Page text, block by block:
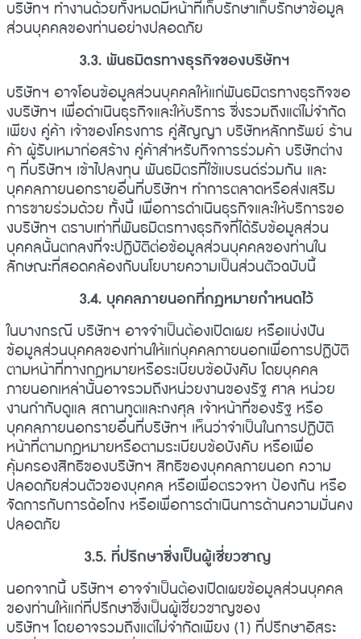
บริษัทฯ ทำงานด้วยทั้งหมดมีหน้าที่เก็บรักษาเก็บรักษาข้อมูล
ส่วนบุคคลของท่านอย่างปลอดภัย
3.3. พันธมิตรทางธุรกิจของบริษัทฯ
บริษัทฯ อาจโอนข้อมูลส่วนบุคคลให้แก่พันธมิตรทางธุรกิจขอ
งบริษัทฯ เพื่อดำเนินธุรกิจและให้บริการ ซึ่งรวมถึงแต่ไม่จำกัด
เพียง คู่ค้า เจ้าของโครงการ คู่สัญญา บริษัทหลักทรัพย์ ร้าน
ค้า ผู้รับเหมาก่อสร้าง คู่ค้าสำหรับกิจการร่วมค้า บริษัทต่าง
ๆ ที่บริษัทฯ เข้าไปลงทุน พันธมิตรที่ใช้แบรนด์ร่วมกัน และ
บุคคลภายนอกรายอื่นที่บริษัทฯ ทำการตลาดหรือส่งเสริม
การขายร่วมด้วย ทั้งนี้ เพื่อการดำเนินธุรกิจและให้บริการขอ
งบริษัทฯ ตราบเท่าที่พันธมิตรทางธุรกิจที่ได้รับข้อมูลส่วน
บุคคลนั้นตกลงที่จะปฏิบัติต่อข้อมูลส่วนบุคคลของท่านใน
ลักษณะที่สอดคล้องกับนโยบายความเป็นส่วนตัวฉบับนี้
3.4. บุคคลภายนอกที่กฎหมายกำหนดไว้
ในบางกรณี บริษัทฯ อาจจำเป็นต้องเปิดเผย หรือแบ่งปัน
ข้อมูลส่วนบุคคลของท่านให้แก่บุคคลภายนอกเพื่อการปฏิบัติ
ตามหน้าที่ทางกฎหมายหรือระเบียบข้อบังคับ โดยบุคคล
ภายนอกเหล่านั้นอาจรวมถึงหน่วยงานของรัฐ ศาล หน่วย
งานกำกับดูแล สถานทูตและกงศุล เจ้าหน้าที่ของรัฐ หรือ
บุคคลภายนอกรายอื่นที่บริษัทฯ เห็นว่าจำเป็นในการปฏิบัติ
หน้าที่ตามกฎหมายหรือตามระเบียบข้อบังคับ หรือเพื่อ
คุ้มครองสิทธิของบริษัทฯ สิทธิของบุคคลภายนอก ความ
ปลอดภัยส่วนตัวของบุคคล หรือเพื่อตรวจหา ป้องกัน หรือ
จัดการกับการฉ้อโกง หรือเพื่อการดำเนินการด้านความมั่นคง
ปลอดภัย
3.5. ที่ปรึกษาซึ่งเป็นผู้เชี่ยวชาญ
นอกจากนี้ บริษัทฯ อาจจำเป็นต้องเปิดเผยข้อมูลส่วนบุคคล
ของท่านให้แก่ที่ปรึกษาซึ่งเป็นผู้เชี่ยวชาญของ
บริษัทฯ โดยอาจรวมถึงแต่ไม่จำกัดเพียง (1) ที่ปรึกษาอิสระ